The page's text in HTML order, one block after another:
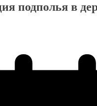
подполья в